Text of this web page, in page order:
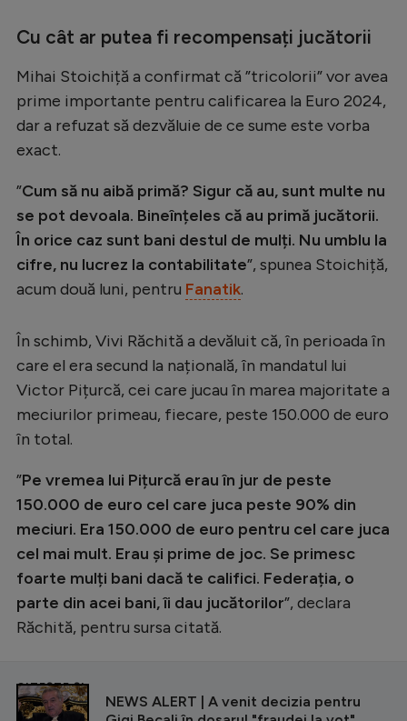
Cu cât ar putea fi recompensați jucătorii
Mihai Stoichiță a confirmat că ”tricolorii” vor avea
prime importante pentru calificarea la Euro 2024,
dar a refuzat să dezvăluie de ce sume este vorba
exact.
”Cum să nu aibă primă? Sigur că au, sunt multe nu
se pot devoala. Bineînțeles că au primă jucătorii.
În orice caz sunt bani destul de mulți. Nu umblu la
cifre, nu lucrez la contabilitate”, spunea Stoichiță,
acum două luni, pentru Fanatik.
În schimb, Vivi Răchită a devăluit că, în perioada în
care el era secund la națională, în mandatul lui
Victor Pițurcă, cei care jucau în marea majoritate a
meciurilor primeau, fiecare, peste 150.000 de euro
în total.
”Pe vremea lui Pițurcă erau în jur de peste
150.000 de euro cel care juca peste 90% din
meciuri. Era 150.000 de euro pentru cel care juca
cel mai mult. Erau și prime de joc. Se primesc
foarte mulți bani dacă te califici. Federația, o
parte din acei bani, îi dau jucătorilor”, declara
Răchită, pentru sursa citată.
CITEȘTE ȘI
NEWS ALERT | A venit decizia pentru